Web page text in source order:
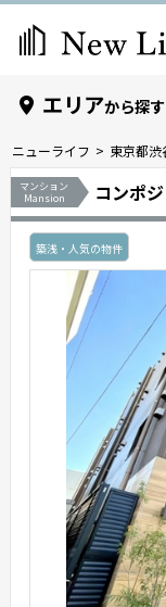
エリアから探す
ニューライフ 東京都渋
マンション
Mansion
コンポ
築浅・人気の物件